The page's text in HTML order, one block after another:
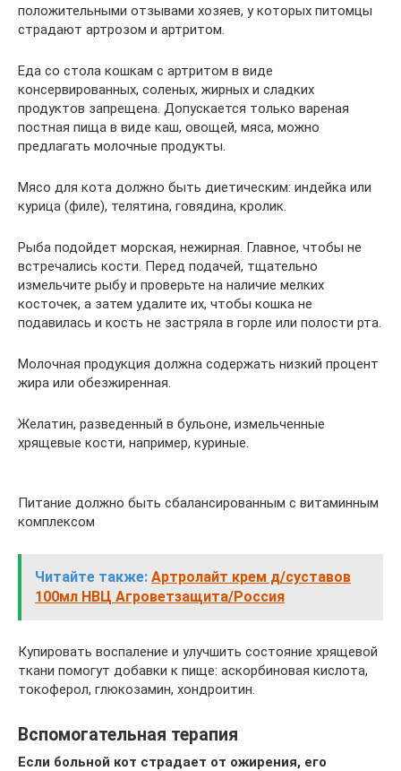
положительными отзывами хозяев, у которых питомцы
страдают артрозом и артритом.
Еда со стола кошкам с артритом в виде
консервированных, соленых, жирных и сладких
продуктов запрещена. Допускается только вареная
постная пища в виде каш, овощей, мяса, можно
предлагать молочные продукты.
Мясо для кота должно быть диетическим: индейка или
курица (филе), телятина, говядина, кролик.
Рыба подойдет морская, нежирная. Главное, чтобы не
встречались кости. Перед подачей, тщательно
измельчите рыбу и проверьте на наличие мелких
косточек, а затем удалите их, чтобы кошка не
подавилась и кость не застряла в горле или полости рта.
Молочная продукция должна содержать низкий процент
жира или обезжиренная.
Желатин, разведенный в бульоне, измельченные
хрящевые кости, например, куриные.
Питание должно быть сбалансированным с витаминным
комплексом
Читайте также: Артролайт крем д/суставов
100мл НВЦ Агроветзащита/Россия
Купировать воспаление и улучшить состояние хрящевой
ткани помогут добавки к пище: аскорбиновая кислота,
токоферол, глюкозамин, хондроитин.
Вспомогательная терапия
Если больной кот страдает от ожирения, его